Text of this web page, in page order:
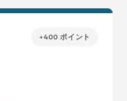
+400 ポイント